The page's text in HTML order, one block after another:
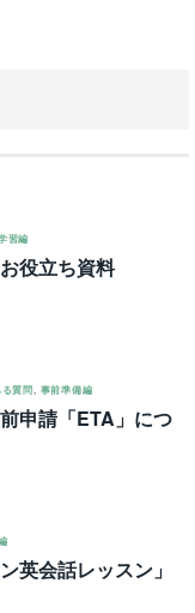
習編
役立ち資料
質問, 事前準備編
申請「ETA」につ
英会話レッスン」